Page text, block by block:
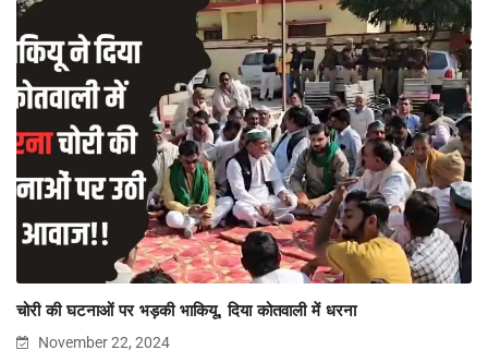
चोरी की घटनाओं पर भड़की भाकियू, दिया कोतवाली में धरना
November 22, 2024